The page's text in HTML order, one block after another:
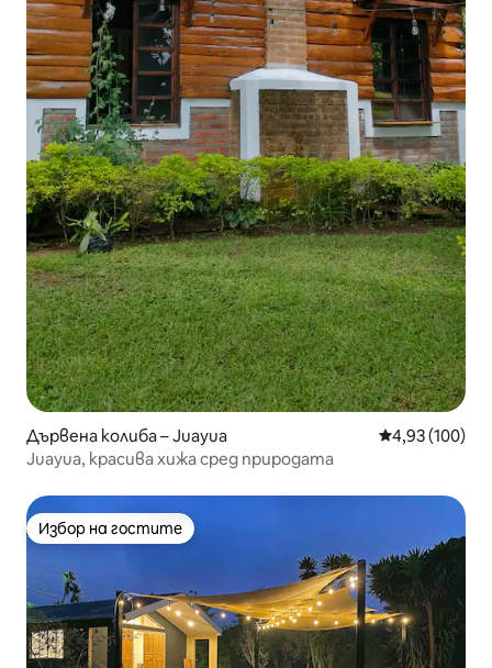
Дървена колиба – Juayua Средна
4,93 (100)
Juayua, красива хижа сред природата
Избор на гостите
Избор на гостите